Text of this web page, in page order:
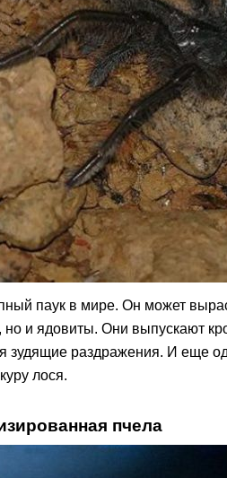
паук в мире. Он может
но и ядовиты. Они выпускают
зудящие раздражения. И еще
лося.
пчела